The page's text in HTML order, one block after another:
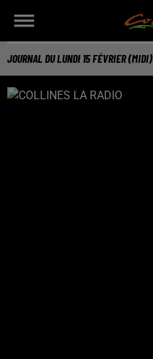
JOURNAL DU LUNDI 15 FÉVRIER (MIDI)